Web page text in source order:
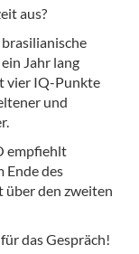
aus?
Jahr lang
vier IQ-Punkte
und
empfiehlt
Ende des
über den zweiten
das Gespräch!